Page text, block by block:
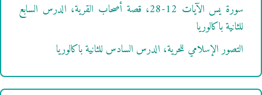
سورة يس الآيات 12-28، قصة أصحاب القرية، الدرس السابع
للثانية باكالوريا
التصور الإسلامي للحرية، الدرس السادس للثانية باكالوريا